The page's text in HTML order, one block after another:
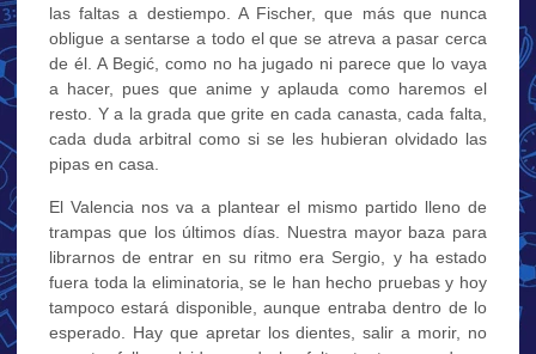
las faltas a destiempo. A Fischer, que más que nunca
obligue a sentarse a todo el que se atreva a pasar cerca
de él. A Begić, como no ha jugado ni parece que lo vaya
a hacer, pues que anime y aplauda como haremos el
resto. Y a la grada que grite en cada canasta, cada falta,
cada duda arbitral como si se les hubieran olvidado las
pipas en casa.
El Valencia nos va a plantear el mismo partido lleno de
trampas que los últimos días. Nuestra mayor baza para
librarnos de entrar en su ritmo era Sergio, y ha estado
fuera toda la eliminatoria, se le han hecho pruebas y hoy
tampoco estará disponible, aunque entraba dentro de lo
esperado. Hay que apretar los dientes, salir a morir, no